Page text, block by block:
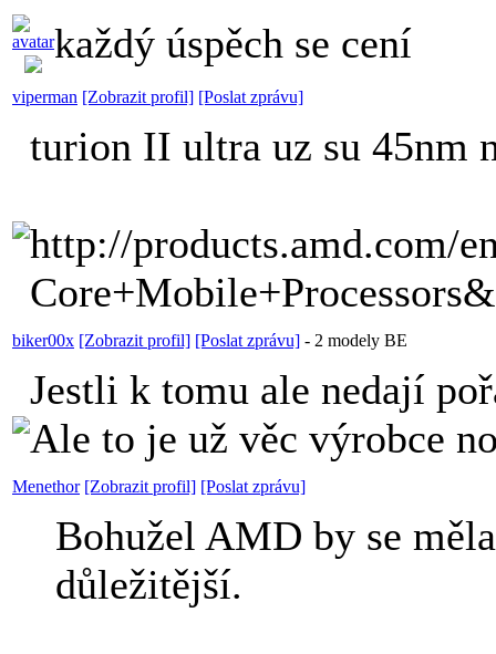
každý úspěch se cení
viperman [Zobrazit profil] [Poslat zprávu]
turion II ultra uz su 45nm
http://products.amd.com/
biker00x [Zobrazit profil] [Poslat zprávu] - 2 modely BE
Jestli k tomu ale nedají
Ale to je už věc výrobce
Menethor [Zobrazit profil] [Poslat zprávu]
Bohužel AMD by se
důležitější.